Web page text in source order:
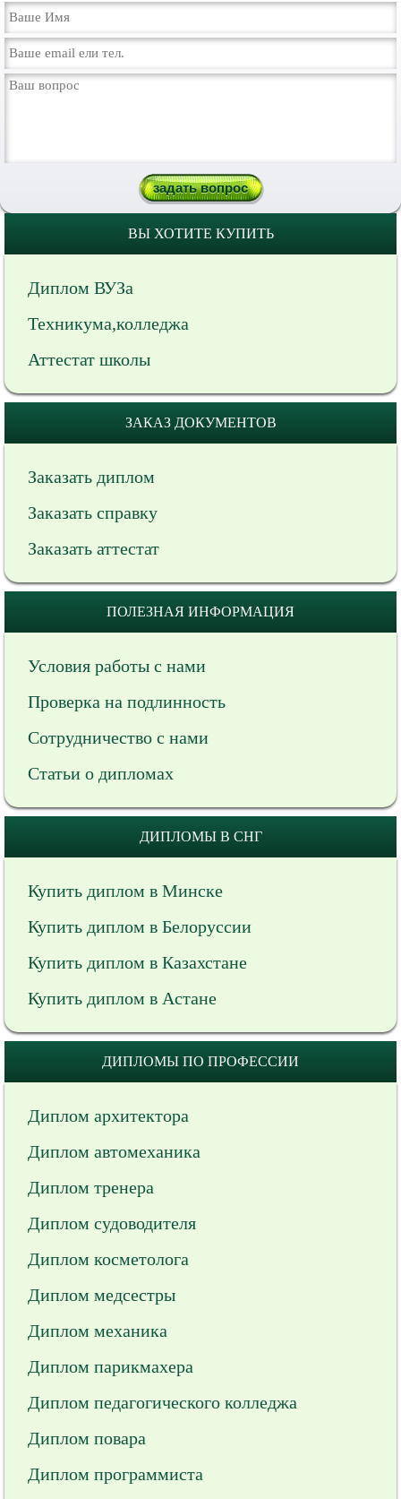
ВЫ ХОТИТЕ КУПИТЬ
Диплом ВУЗа
Техникума,колледжа
Аттестат школы
ЗАКАЗ ДОКУМЕНТОВ
Заказать диплом
Заказать справку
Заказать аттестат
ПОЛЕЗНАЯ ИНФОРМАЦИЯ
Условия работы с нами
Проверка на подлинность
Сотрудничество с нами
Статьи о дипломах
ДИПЛОМЫ В СНГ
Купить диплом в Минске
Купить диплом в Белоруссии
Купить диплом в Казахстане
Купить диплом в Астане
ДИПЛОМЫ ПО ПРОФЕССИИ
Диплом архитектора
Диплом автомеханика
Диплом тренера
Диплом судоводителя
Диплом косметолога
Диплом медсестры
Диплом механика
Диплом парикмахера
Диплом педагогического колледжа
Диплом повара
Диплом программиста